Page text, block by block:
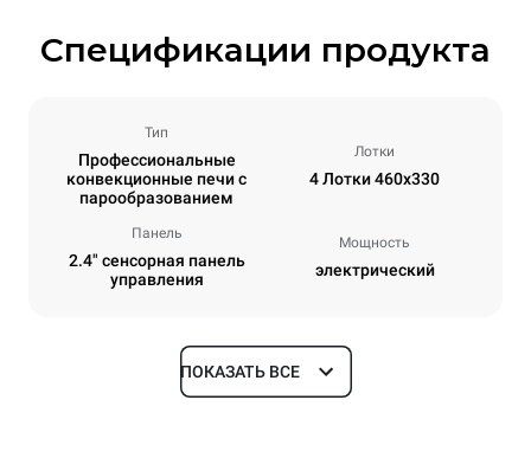
Спецификации продукта
Тип
Профессиональные
конвекционные печи с
парообразованием
Лотки
4 Лотки 460x330
Панель
2.4" сенсорная панель
управления
Мощность
электрический
Размеры
ПОКАЗАТЬ ВСЕ